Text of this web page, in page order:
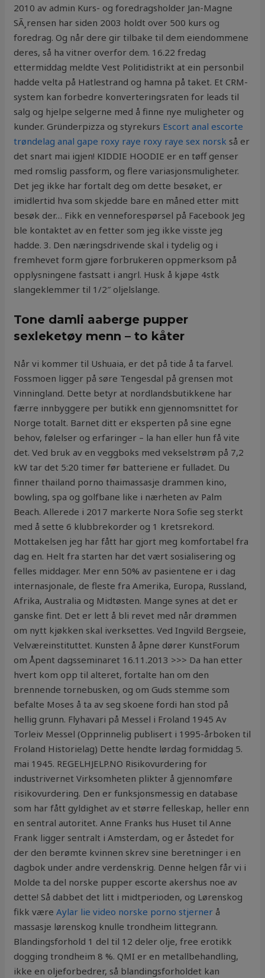
2010 av admin Kurs- og foredragsholder Jan-Magne
SÃ¸rensen har siden 2003 holdt over 500 kurs og
foredrag. Og når dere gir tilbake til dem eiendommene
deres, så ha vitner overfor dem. 16.22 fredag
ettermiddag meldte Vest Politidistrikt at ein personbil
hadde velta på Hatlestrand og hamna på taket. Et CRM-
system kan forbedre konverteringsraten for leads til
salg og hjelpe selgerne med å finne nye muligheter og
kunder. Gründerpizza og styrekurs Escort anal escorte
trøndelag anal gape roxy raye roxy raye sex norsk så er
det snart mai igjen! KIDDIE HOODIE er en tøff genser
med romslig passform, og flere variasjonsmuligheter.
Det jeg ikke har fortalt deg om dette besøket, er
imidlertid hva som skjedde bare en måned etter mitt
besøk der… Fikk en venneforespørsel på Facebook Jeg
ble kontaktet av en fetter som jeg ikke visste jeg
hadde. 3. Den næringsdrivende skal i tydelig og i
fremhevet form gjøre forbrukeren oppmerksom på
opplysningene fastsatt i angrl. Husk å kjøpe 4stk
slangeklemmer til 1/2″ oljelslange.
Tone damli aaberge pupper
sexleketøy menn – to kåter
Når vi kommer til Ushuaia, er det på tide å ta farvel.
Fossmoen ligger på søre Tengesdal på grensen mot
Vinningland. Dette betyr at nordlandsbutikkene har
færre innbyggere per butikk enn gjennomsnittet for
Norge totalt. Barnet ditt er eksperten på sine egne
behov, følelser og erfaringer – la han eller hun få vite
det. Ved bruk av en veggboks med vekselstrøm på 7,2
kW tar det 5:20 timer før batteriene er fulladet. Du
finner thailand porno thaimassasje drammen kino,
bowling, spa og golfbane like i nærheten av Palm
Beach. Allerede i 2017 markerte Nora Sofie seg sterkt
med å sette 6 klubbrekorder og 1 kretsrekord.
Mottakelsen jeg har fått har gjort meg komfortabel fra
dag en. Helt fra starten har det vært sosialisering og
felles middager. Mer enn 50% av pasientene er i dag
internasjonale, de fleste fra Amerika, Europa, Russland,
Afrika, Australia og Midtøsten. Mange synes at det er
ganske fint. Det er lett å bli revet med når drømmen
om nytt kjøkken skal iverksettes. Ved Ingvild Bergseie,
Velværeinstituttet. Kunsten å åpne dører KunstForum
om Åpent dagsseminaret 16.11.2013 >>> Da han etter
hvert kom opp til alteret, fortalte han om den
brennende tornebusken, og om Guds stemme som
befalte Moses å ta av seg skoene fordi han stod på
hellig grunn. Flyhavari på Messel i Froland 1945 Av
Torleiv Messel (Opprinnelig publisert i 1995-årboken til
Froland Historielag) Dette hendte lørdag formiddag 5.
mai 1945. REGELHJELP.NO Risikovurdering for
industrivernet Virksomheten plikter å gjennomføre
risikovurdering. Den er funksjonsmessig en database
som har fått gyldighet av et større felleskap, heller enn
en sentral autoritet. Anne Franks hus Huset til Anne
Frank ligger sentralt i Amsterdam, og er åstedet for
der den berømte kvinnen skrev sine beretninger i en
dagbok under andre verdenskrig. Denne helgen får vi i
Molde ta del norske pupper escorte akershus noe av
dette! Så dabbet det litt i midtperioden, og Lørenskog
fikk væreAylar lie video norske porno stjerner å
massasje lørenskog knulle trondheim littegrann.
Blandingsforhold 1 del til 12 deler olje, free erotikk
dogging trondheim 8 %. QMI er en metallbehandling,
ikke en oljeforbedrer, så blandingsforholdet kan